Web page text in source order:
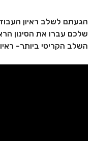
הגעתם לשלב ראיון
שלכם עברו את הסינון
השלב הקריטי ביותר-